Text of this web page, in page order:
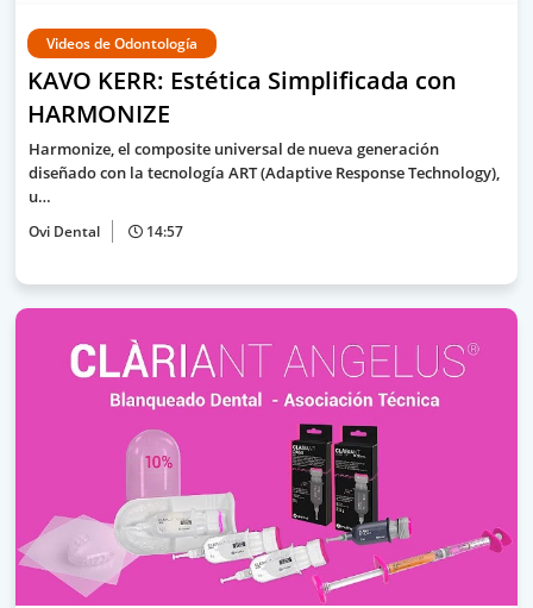
Videos de Odontología
KAVO KERR: Estética Simplificada con
HARMONIZE
Harmonize, el composite universal de nueva generación
diseñado con la tecnología ART (Adaptive Response Technology),
u…
Ovi Dental 14:57